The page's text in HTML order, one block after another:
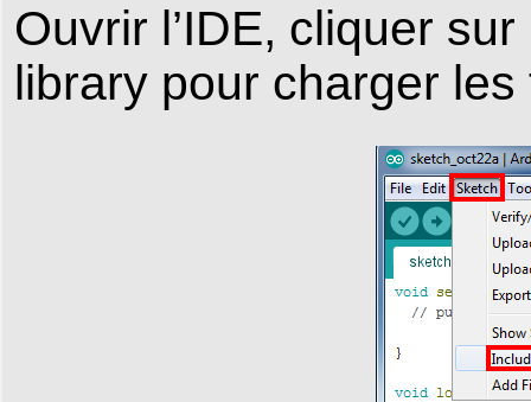
Ouvrir l’IDE, cliquer
library pour charger